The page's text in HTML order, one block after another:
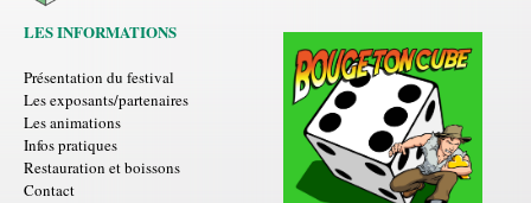
LES INFORMATIONS
Présentation du festival
Les exposants/partenaires
Les animations
Infos pratiques
Restauration et boissons
Contact